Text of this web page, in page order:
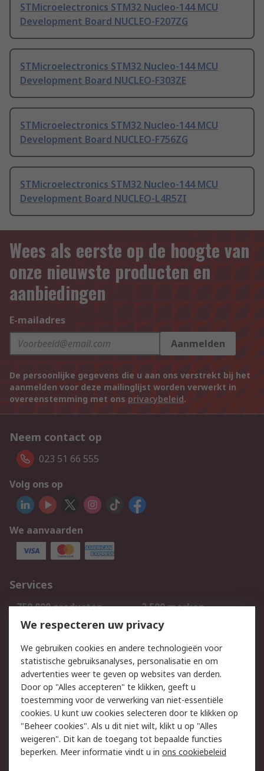
STMicroelectronics STM32 Nucleo-144 MCU
Development Board NUCLEO-F207ZG
STMicroelectronics STM32 Nucleo-144 MCU
Development Board NUCLEO-F303ZE
STMicroelectronics STM32 Nucleo-144 MCU
Development Board NUCLEO-F756ZG
STMicroelectronics STM32 Nucleo-144 MCU
Development Board NUCLEO-L4R5ZI
Wees als eerste op de hoogte van
onze nieuwste producten en
aanbiedingen
E-mailadres
Aanmelden
De persoonlijke gegevens die u aan ons verstrekt bij het
aanmelden voor deze mailinglijst worden verwerkt in
overeenstemming met ons privacybeleid.
Neem contact op
023 51 66 555
Volg ons op
We aanvaarden
Services
750.000 producten
2.500 merken
Bestellen
Inkoopoplossingen
Track & Trace
Wettelijk
Cookiebeleid
Email veiligheid
Privacybeleid
Websitevoorwaarden
Algemene
verkoopvoorwaarden
We respecteren uw privacy
We gebruiken cookies en andere technologieën voor
statistische gebruiksanalyses, personalisatie en om
advertenties weer te geven op websites van derden.
Door op "Alles accepteren" te klikken, geeft u
toestemming voor de verwerking van niet-essentiële
cookies. U kunt uw cookies selecteren door te klikken op
"Beheer cookies". Als u dit niet wilt, klikt u op "Alles
weigeren". Dit kan de toegang tot bepaalde functies
beperken. Meer informatie vindt u in ons cookiebeleid